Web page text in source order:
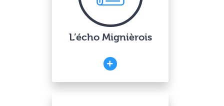
L’écho Mignièrois